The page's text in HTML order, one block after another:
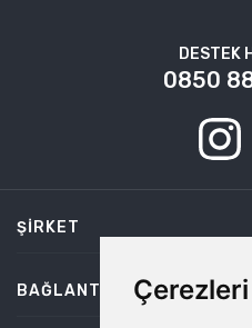
DESTEK
0850
ŞIRKET
BAĞLANTILAR